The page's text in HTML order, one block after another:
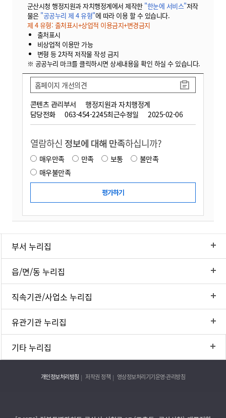
군산시청 행정지원과 자치행정계에서 제작한 "한눈에 서비스"저작
물은 "공공누리 제 4 유형"에 따라 이용 할 수 있습니다.
제 4 유형: 출처표시+상업적 이용금지+변경금지
출처표시
비상업적 이용만 가능
변형 등 2차적 저작물 작성 금지
※ 공공누리 마크를 클릭하시면 상세내용을 확인 하실 수 있습니다.
콘텐츠 관리부서
행정지원과 자치행정계
담당전화
063-454-2245최근수정일 2025-02-06
홈페이지 개선의견
열람하신 정보에 대해 만족하십니까?
매우만족 만족 보통
불만족
매우불만족
부서 누리집
읍/면/동 누리집
직속기관/사업소 누리집
유관기관 누리집
기타 누리집
개인정보처리방침 저작권 정책 영상정보처리기기운영·관리방침